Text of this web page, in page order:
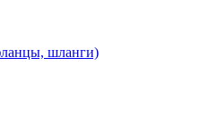
шланги)